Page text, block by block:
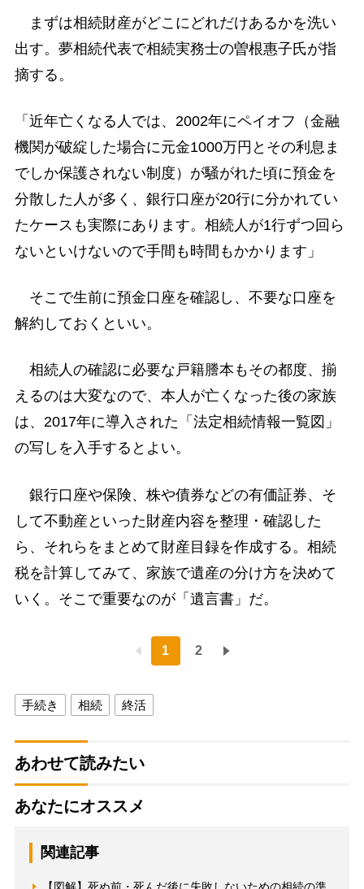
まずは相続財産がどこにどれだけあるかを洗い
出す。夢相続代表で相続実務士の曽根惠子氏が指
摘する。
「近年亡くなる人では、2002年にペイオフ（金融
機関が破綻した場合に元金1000万円とその利息ま
でしか保護されない制度）が騒がれた頃に預金を
分散した人が多く、銀行口座が20行に分かれてい
たケースも実際にあります。相続人が1行ずつ回ら
ないといけないので手間も時間もかかります」
そこで生前に預金口座を確認し、不要な口座を
解約しておくといい。
相続人の確認に必要な戸籍謄本もその都度、揃
えるのは大変なので、本人が亡くなった後の家族
は、2017年に導入された「法定相続情報一覧図」
の写しを入手するとよい。
銀行口座や保険、株や債券などの有価証券、そ
して不動産といった財産内容を整理・確認した
ら、それらをまとめて財産目録を作成する。相続
税を計算してみて、家族で遺産の分け方を決めて
いく。そこで重要なのが「遺言書」だ。
1 2
手続き 相続 終活
あわせて読みたい
あなたにオススメ
関連記事
【図解】死ぬ前・死んだ後に失敗しないための相続の準